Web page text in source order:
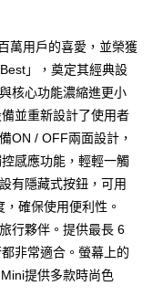
萬用戶的喜愛，並榮獲
」，奠定其經典設
核心功能濃縮進更小
並重新設計了使用者
ON / OFF兩面設計，
感應功能，輕輕一觸
有隱藏式按鈕，可用
確保使用便利性。
行夥伴。提供最長 6
非常適合。螢幕上的
提供多款時尚色